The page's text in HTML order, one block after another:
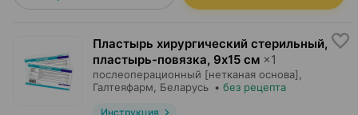
Пластырь хирургический стерильный,
пластырь-повязка, 9х15 см ×1
послеоперационный [нетканая основа],
Галтеяфарм , Беларусь • без рецепта
Инструкция